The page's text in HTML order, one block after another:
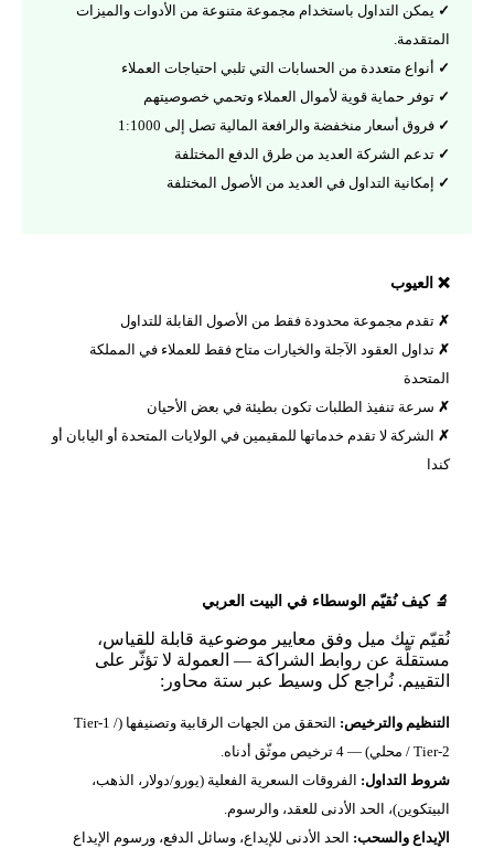
التداول باستخدام مجموعة متنوعة من الأدوات والميزات
متعددة من الحسابات التي تلبي احتياجات العملاء
حماية قوية لأموال العملاء وتحمي خصوصيتهم
أسعار منخفضة والرافعة المالية تصل إلى 1:1000
الشركة العديد من طرق الدفع المختلفة
التداول في العديد من الأصول المختلفة
مجموعة محدودة فقط من الأصول القابلة للتداول
العقود الآجلة والخيارات متاح فقط للعملاء في المملكة
تنفيذ الطلبات تكون بطيئة في بعض الأحيان
لا تقدم خدماتها للمقيمين في الولايات المتحدة أو اليابان أو
نُقيّم الوسطاء في البيت العربي
تيك ميل وفق معايير موضوعية قابلة للقياس،
عن روابط الشراكة — العمولة لا تؤثّر على
نُراجع كل وسيط عبر ستة محاور:
والترخيص:
التحقق من الجهات الرقابية وتصنيفها (Tier‑1 /
التداول:الفروقات السعرية الفعلية (يورو/دولار، الذهب،
الحد الأدنى للعقد، والرسوم.
والسحب:الحد الأدنى للإيداع، وسائل الدفع، ورسوم الإيداع